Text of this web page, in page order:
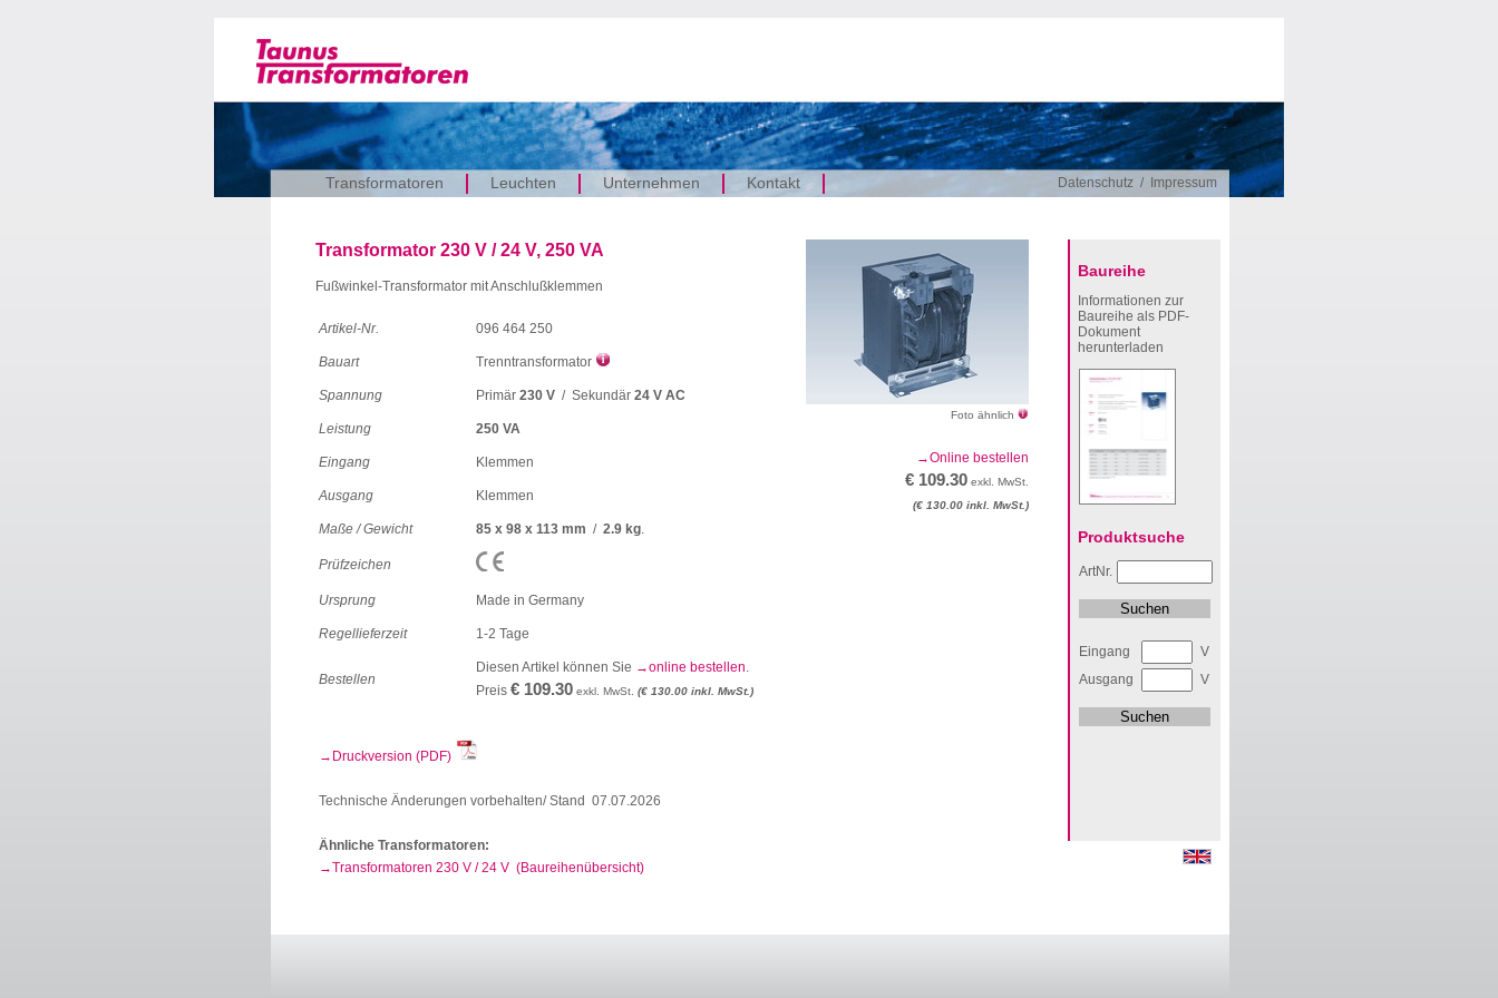
Transformatoren Leuchten Unternehmen Kontakt Datenschutz / Impressum
Foto ähnlich
Online bestellen
€ 109.30 exkl. MwSt.
(€ 130.00 inkl. MwSt.)
Transformator 230 V / 24 V, 250 VA
Fußwinkel-Transformator mit Anschlußklemmen
Artikel-Nr. 096 464 250
Bauart Trenntransformator
Spannung Primär 230 V / Sekundär 24 V AC
Leistung 250 VA
Eingang Klemmen
Ausgang Klemmen
Maße / Gewicht 85 x 98 x 113 mm / 2.9 kg.
Prüfzeichen
Ursprung Made in Germany
Regellieferzeit 1-2 Tage
Bestellen
Diesen Artikel können Sie online bestellen.
Preis € 109.30 exkl. MwSt. (€ 130.00 inkl. MwSt.)
Druckversion (PDF)
Technische Änderungen vorbehalten/ Stand 07.07.2026
Ähnliche Transformatoren:
Transformatoren 230 V / 24 V (Baureihenübersicht)
Baureihe
Informationen zur
Baureihe als PDF-
Dokument
herunterladen
Produktsuche
ArtNr.
Eingang
V
Ausgang
V